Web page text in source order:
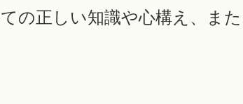
の正しい知識や心構え、ま